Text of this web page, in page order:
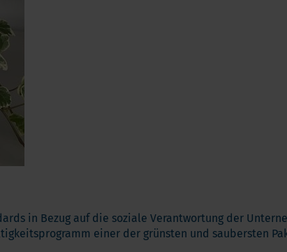
in Bezug auf die soziale Verantwortung der
einer der grünsten und saubersten